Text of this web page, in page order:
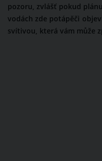
pozoru, zvlášť pokud
vodách zde potápěči
svítivou, která vám může